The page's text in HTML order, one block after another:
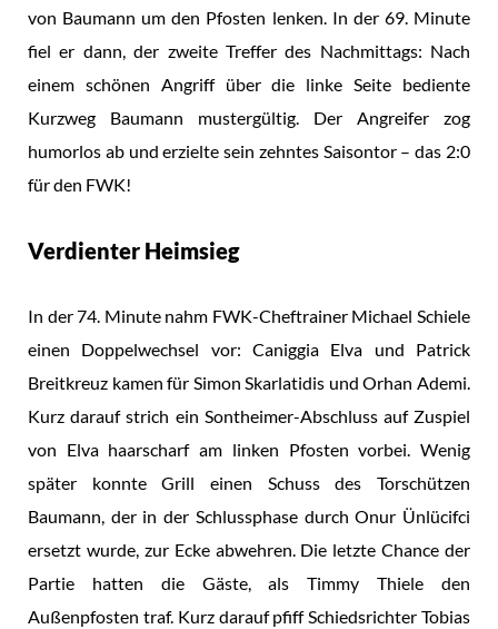
von Baumann um den Pfosten lenken. In der 69. Minute
fiel er dann, der zweite Treffer des Nachmittags: Nach
einem schönen Angriff über die linke Seite bediente
Kurzweg Baumann mustergültig. Der Angreifer zog
humorlos ab und erzielte sein zehntes Saisontor – das 2:0
für den FWK!
Verdienter Heimsieg
In der 74. Minute nahm FWK-Cheftrainer Michael Schiele
einen Doppelwechsel vor: Caniggia Elva und Patrick
Breitkreuz kamen für Simon Skarlatidis und Orhan Ademi.
Kurz darauf strich ein Sontheimer-Abschluss auf Zuspiel
von Elva haarscharf am linken Pfosten vorbei. Wenig
später konnte Grill einen Schuss des Torschützen
Baumann, der in der Schlussphase durch Onur Ünlücifci
ersetzt wurde, zur Ecke abwehren. Die letzte Chance der
Partie hatten die Gäste, als Timmy Thiele den
Außenpfosten traf. Kurz darauf pfiff Schiedsrichter Tobias